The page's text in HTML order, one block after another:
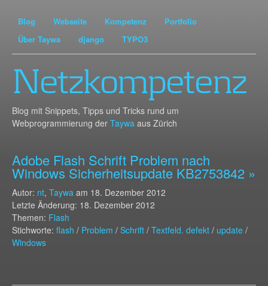
Blog Webseite Kompetenz
Portfolio
Über Taywa
django TYPO3
Netzkompetenz
Blog mit Snippets, Tipps und Tricks rund um
Webprogrammierung der Taywa aus Zürich
Adobe Flash Schrift Problem nach
Windows Sicherheitsupdate KB2753842 »
Autor: nt, Taywa am 18. Dezember 2012
Letzte Änderung: 18. Dezember 2012
Themen: Flash
Stichworte: flash / Problem / Schrift / Textfeld. defekt / update /
Windows